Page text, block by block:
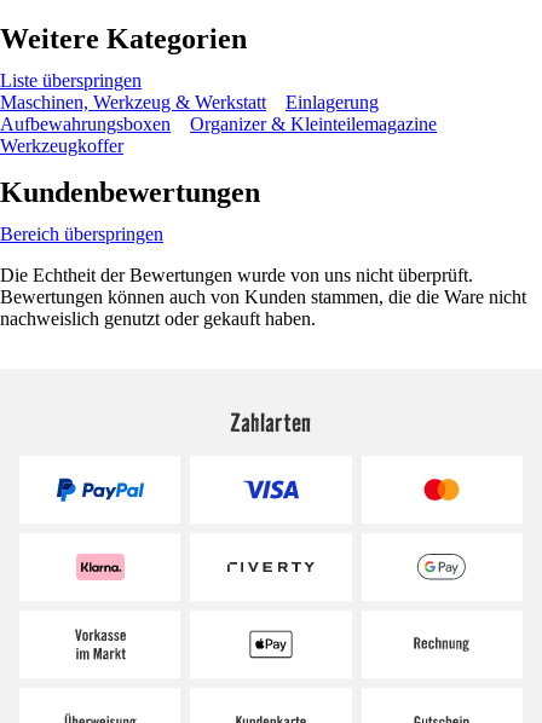
Weitere Kategorien
Liste überspringen
Maschinen, Werkzeug & Werkstatt
Einlagerung
Aufbewahrungsboxen
Organizer & Kleinteilemagazine
Werkzeugkoffer
Kundenbewertungen
Bereich überspringen
Die Echtheit der Bewertungen wurde von uns nicht überprüft.
Bewertungen können auch von Kunden stammen, die die Ware nicht
nachweislich genutzt oder gekauft haben.
Zahlarten